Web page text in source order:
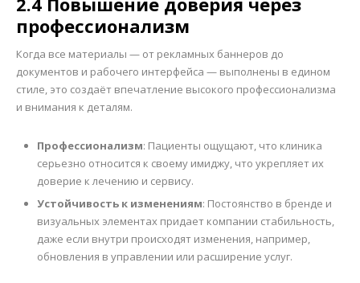
профессионализм
Когда все материалы — от рекламных баннеров до
документов и рабочего интерфейса — выполнены в едином
стиле, это создаёт впечатление высокого профессионализма
и внимания к деталям.
Профессионализм: Пациенты ощущают, что клиника
серьезно относится к своему имиджу, что укрепляет их
доверие к лечению и сервису.
Устойчивость к изменениям: Постоянство в бренде и
визуальных элементах придает компании стабильность,
даже если внутри происходят изменения, например,
обновления в управлении или расширение услуг.